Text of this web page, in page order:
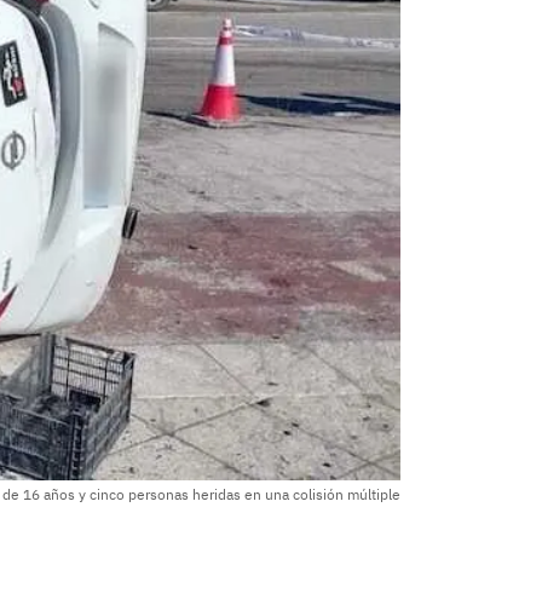
16 años y cinco personas heridas en una colisión múltiple